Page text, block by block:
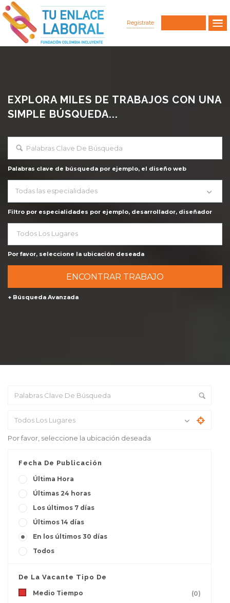
Regístrate
EXPLORA MILES DE TRABAJOS CON UNA
SIMPLE BÚSQUEDA...
Palabras clave de búsqueda por ejemplo, el diseño web
Todas las especialidades
Filtro por especialidades por ejemplo, desarrollador, diseñador
Todos Los Lugares
Por favor, seleccione la ubicación deseada
+ Búsqueda Avanzada
Todos Los Lugares
Por favor, seleccione la ubicación deseada
Fecha De Publicación
Última Hora
Últimas 24 horas
Los últimos 7 días
Últimos 14 días
En los últimos 30 días
Todos
De La Vacante Tipo De
Medio Tiempo
(0)